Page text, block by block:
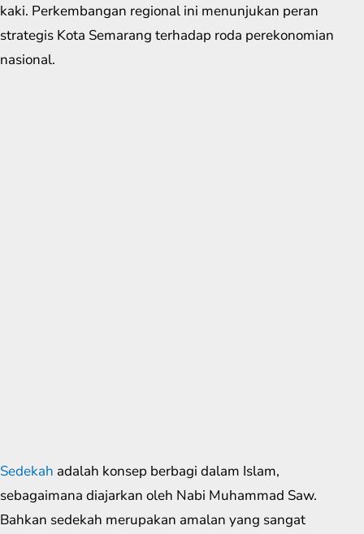
kaki. Perkembangan regional ini menunjukan peran
strategis Kota Semarang terhadap roda perekonomian
nasional.
Sedekah adalah konsep berbagi dalam Islam,
sebagaimana diajarkan oleh Nabi Muhammad Saw.
Bahkan sedekah merupakan amalan yang sangat